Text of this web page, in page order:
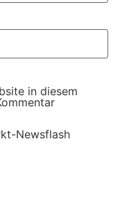
in diesem
Newsflash